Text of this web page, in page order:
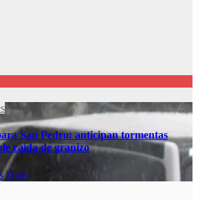
San Pedro: anticipan tormentas
caída de granizo
Dato